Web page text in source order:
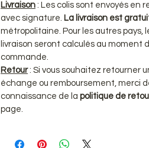
Livraison : Les colis sont envoyés en
avec signature. La livraison est
métropolitaine. Pour les autres pays,
livraison seront calculés au moment
commande.
Retour: Si vous souhaitez retourner
échange ou remboursement, merci
connaissance de la politique de
page.